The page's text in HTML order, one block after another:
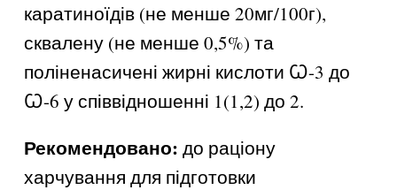
каратиноїдів (не менше 20мг/100г),
сквалену (не менше 0,5%) та
поліненасичені жирні кислоти Ꞷ-3 до
Ꞷ-6 у співвідношенні 1(1,2) до 2.
Рекомендовано: до раціону
харчування для підготовки